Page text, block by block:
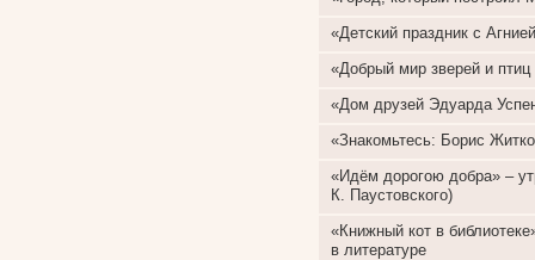
«Детский праздник с
«Добрый мир зверей и
«Дом друзей Эдуарда
«Знакомьтесь: Борис
«Идём дорогою добра» –
К. Паустовского)
«Книжный кот в
в литературе